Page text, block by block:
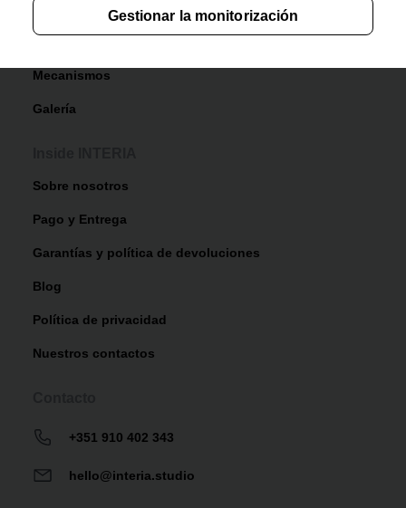
Colchones
Mecanismos
Galería
Sobre nosotros
Pago y Entrega
Garantías y política de devoluciones
Blog
Política de privacidad
Nuestros contactos
+351 910 402 343
hello@interia.studio
Gestionar la monitorización